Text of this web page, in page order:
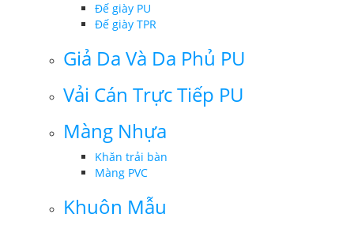
Đế giày PU
Đế giày TPR
Giả Da Và Da Phủ PU
Vải Cán Trực Tiếp PU
Màng Nhựa
Khăn trải bàn
Màng PVC
Khuôn Mẫu